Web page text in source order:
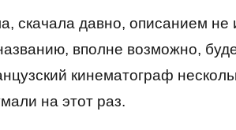
скачала давно, описанием
вполне возможно,
кинематограф
на этот раз.